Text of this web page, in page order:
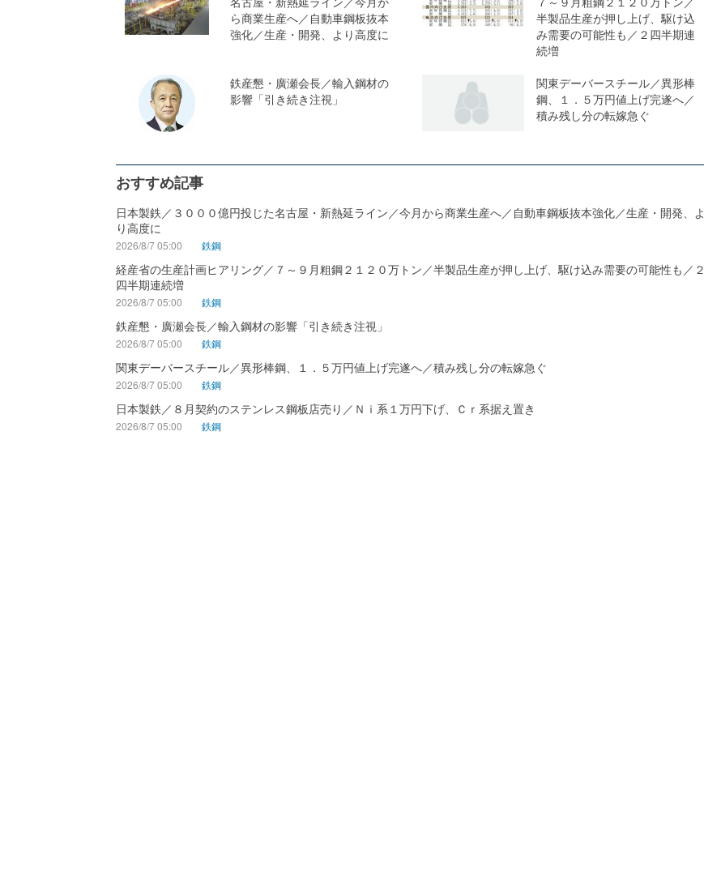
ら商業生産へ／自動車鋼板抜本
強化／生産・開発、より高度に
半製品生産が押し上げ、駆け込
み需要の可能性も／２四半期連
続増
鉄産懇・廣瀬会長／輸入鋼材の
影響「引き続き注視」
関東デーバースチール／異形棒
鋼、１．５万円値上げ完遂へ／
積み残し分の転嫁急ぐ
おすすめ記事
日本製鉄／３０００億円投じた名古屋・新熱延ライン／今月から商業生産へ／自動車鋼板抜本強化／生産・開発、よ
り高度に
2026/8/7 05:00 鉄鋼
経産省の生産計画ヒアリング／７～９月粗鋼２１２０万トン／半製品生産が押し上げ、駆け込み需要の可能性も／２
四半期連続増
2026/8/7 05:00 鉄鋼
鉄産懇・廣瀬会長／輸入鋼材の影響「引き続き注視」
2026/8/7 05:00 鉄鋼
関東デーバースチール／異形棒鋼、１．５万円値上げ完遂へ／積み残し分の転嫁急ぐ
2026/8/7 05:00 鉄鋼
日本製鉄／８月契約のステンレス鋼板店売り／Ｎｉ系１万円下げ、Ｃｒ系据え置き
2026/8/7 05:00 鉄鋼